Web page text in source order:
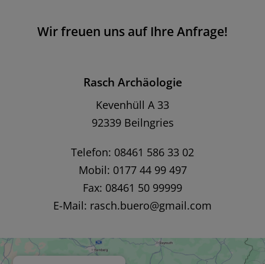
Wir freuen uns auf Ihre Anfrage!
Rasch Archäologie
Kevenhüll A 33
92339 Beilngries
Telefon: 08461 586 33 02
Mobil: 0177 44 99 497
Fax: 08461 50 99999
E-Mail: rasch.buero@gmail.com